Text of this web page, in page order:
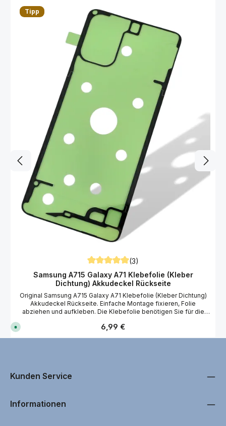
Tipp
Durchschnittliche Bewertung von 5 von 5
(3)
Samsung A715 Galaxy A71 Klebefolie (Kleber
Dichtung) Akkudeckel Rückseite
Original Samsung A715 Galaxy A71 Klebefolie (Kleber Dichtung)
Akkudeckel Rückseite. Einfache Montage fixieren, Folie
abziehen und aufkleben. Die Klebefolie benötigen Sie für die
Akkudeckel. Wir empfehlen Ihnen bei der Reparatur vom
Regulärer Preis:
S
o
f
r
f
b
a
6,99 €
Kunden Service
Informationen